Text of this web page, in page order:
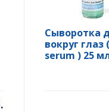
Сыворотка
вокруг глаз
serum ) 25